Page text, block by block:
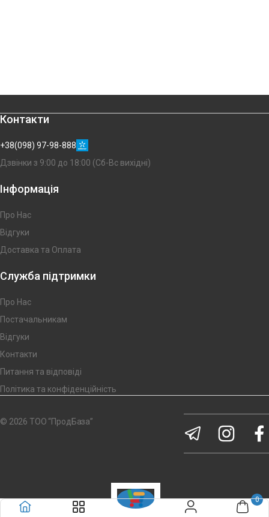
0
Контакти
+38(098) 97-98-888
Дзвінки з 9:00 до 18:00 (Сб-Вс вихідні)
Інформація
Про Нас
Відгуки
Доставка та Оплата
Служба підтримки
Про Нас
Постачальникам
Відгуки
Контакти
Питання та відповіді
Політика та конфіденційність
© 2026 ТОО “ПродБаза”